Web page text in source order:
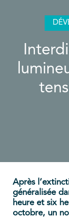
Après
généralisée
heure et six
octobre, un